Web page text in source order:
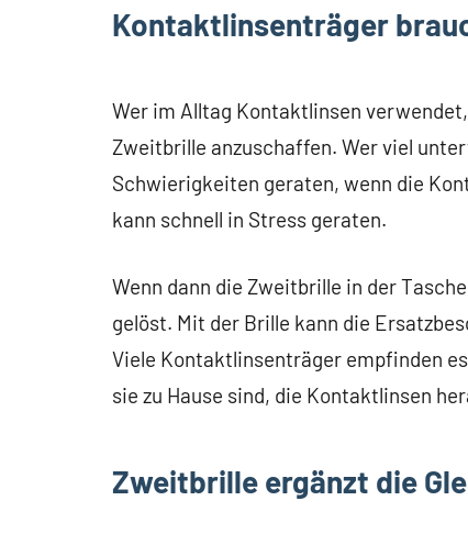
Kontaktlinsenträger
Wer im Alltag Kontaktlinsen
Zweitbrille anzuschaffen. Wer viel
Schwierigkeiten geraten, wenn die
kann schnell in Stress geraten.
Wenn dann die Zweitbrille in der
gelöst. Mit der Brille kann die
Viele Kontaktlinsenträger empfinden
sie zu Hause sind, die Kontaktlinsen
Zweitbrille ergänzt die